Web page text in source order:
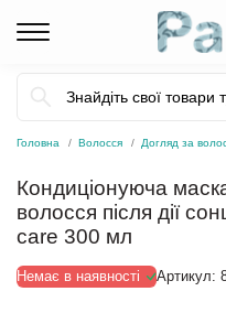
Головна Волосся Догляд за
Кондиціонуюча
волосся після дії
care 300 мл
Немає в наявності Артикул: